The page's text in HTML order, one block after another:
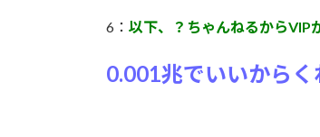
6： 以下、？ちゃんねるからVIP
0.001兆でいいからく